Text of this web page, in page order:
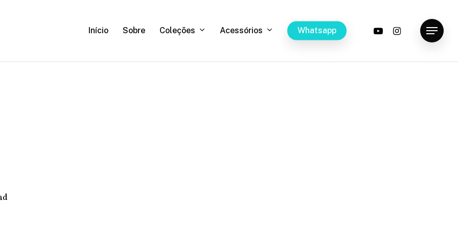
Início Sobre Coleções Acessórios Whatsapp youtubeinstagramMenu